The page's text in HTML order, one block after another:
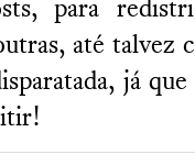
para
até talvez
já